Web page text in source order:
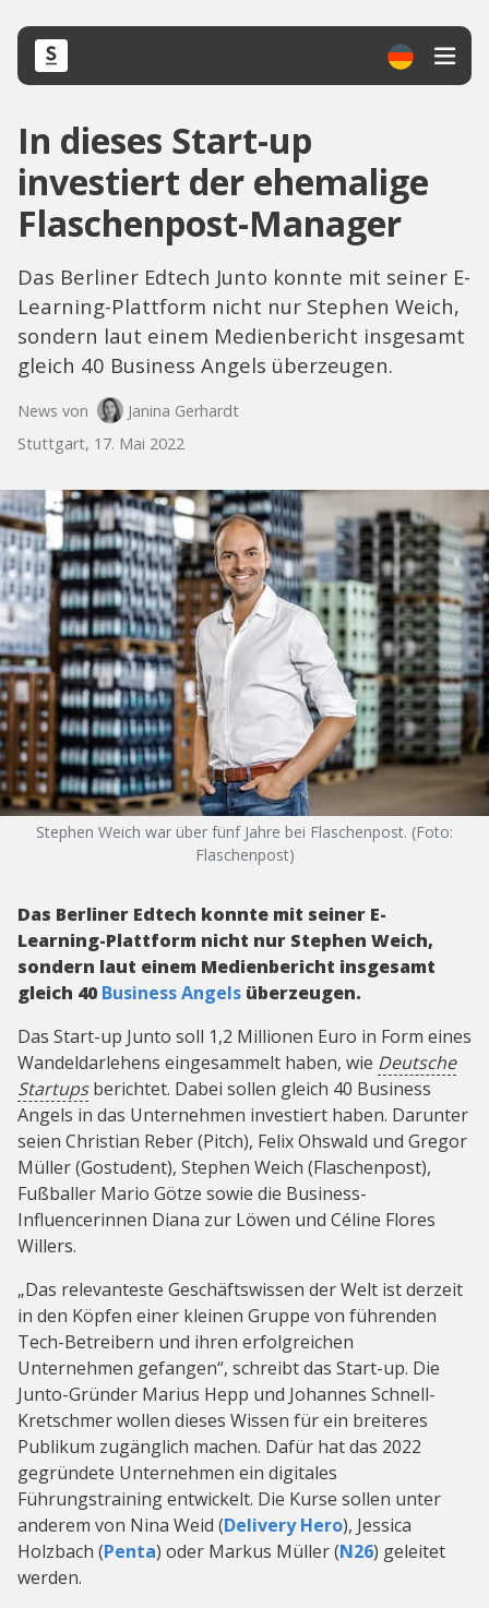
In dieses Start-up
investiert der ehemalige
Flaschenpost-Manager
Das Berliner Edtech Junto konnte mit seiner E-
Learning-Plattform nicht nur Stephen Weich,
sondern laut einem Medienbericht insgesamt
gleich 40 Business Angels überzeugen.
News von
Janina Gerhardt
Stuttgart, 17. Mai 2022
Stephen Weich war über fünf Jahre bei Flaschenpost. (Foto:
Flaschenpost)
Das Berliner Edtech konnte mit seiner E-
Learning-Plattform nicht nur Stephen Weich,
sondern laut einem Medienbericht insgesamt
gleich 40 Business Angels überzeugen.
Das Start-up Junto soll 1,2 Millionen Euro in Form eines
Wandeldarlehens eingesammelt haben, wie Deutsche
Startupsberichtet. Dabei sollen gleich 40 Business
Angels in das Unternehmen investiert haben. Darunter
seien Christian Reber (Pitch), Felix Ohswald und Gregor
Müller (Gostudent), Stephen Weich (Flaschenpost),
Fußballer Mario Götze sowie die Business-
Influencerinnen Diana zur Löwen und Céline Flores
Willers.
„Das relevanteste Geschäftswissen der Welt ist derzeit
in den Köpfen einer kleinen Gruppe von führenden
Tech-Betreibern und ihren erfolgreichen
Unternehmen gefangen“, schreibt das Start-up. Die
Junto-Gründer Marius Hepp und Johannes Schnell-
Kretschmer wollen dieses Wissen für ein breiteres
Publikum zugänglich machen. Dafür hat das 2022
gegründete Unternehmen ein digitales
Führungstraining entwickelt. Die Kurse sollen unter
anderem von Nina Weid (Delivery Hero), Jessica
Holzbach (Penta) oder Markus Müller (N26) geleitet
werden.